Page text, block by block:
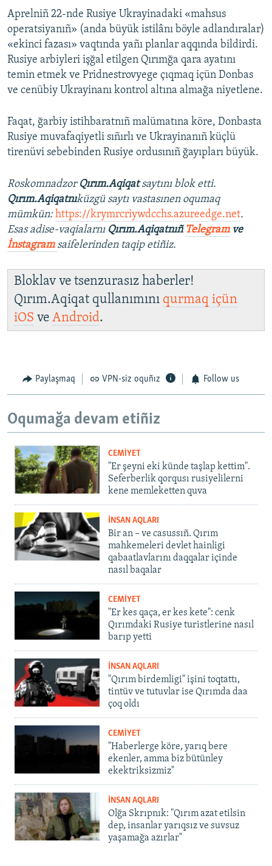
Aprelniñ 22-nde Rusiye Ukrayinadaki «mahsus
operatsiyanıñ» (anda büyük istilânı böyle adlandıralar)
«ekinci fazası» vaqtında yañı planlar aqqında bildirdi.
Rusiye arbiyleri işğal etilgen Qırımğa qara ayatını
temin etmek ve Pridnestrovyege çıqmaq içün Donbas
ve cenübiy Ukrayinanı kontrol altına almağa niyetlene.
Faqat, ğarbiy istihbaratnıñ malümatına köre, Donbasta
Rusiye muvafaqiyetli sıñırlı ve Ukrayinanıñ küçlü
tirenüvi sebebinden Rusiye ordusınıñ ğayıpları büyük.
Roskomnadzor Qırım.Aqiqatsaytını blok etti.
Qırım.Aqiqatnıküzgü saytı vastasınen oqumaq
mümkün:https://krymrcriywdcchs.azureedge.net.
Esas adise-vaqialarnı Qırım.Aqiqatnıñ Telegramve
İnstagram saifelerinden taqip etiñiz.
Bloklav ve tsenzurasız haberler!
Qırım.Aqiqat qullanımını qurmaq içün
iOS ve Android.
Paylaşmaq VPN-siz oquñız Follow us
Oqumağa devam etiñiz
CEMİYET
"Er şeyni eki künde taşlap kettim".
Seferberlik qorqusı rusiyelilerni
kene memleketten quva
İNSAN AQLARI
Bir an – ve casussıñ. Qırım
mahkemeleri devlet hainligi
qabaatlavlarını daqqalar içinde
nasıl baqalar
CEMİYET
"Er kes qaça, er kes kete": cenk
Qırımdaki Rusiye turistlerine nasıl
barıp yetti
İNSAN AQLARI
"Qırım birdemligi" işini toqtattı,
tintüv ve tutuvlar ise Qırımda daa
çoq oldı
CEMİYET
"Haberlerge köre, yarıq bere
ekenler, amma biz bütünley
ekektriksizmiz"
İNSAN AQLARI
Olğa Skrıpnık: "Qırım azat etilsin
dep, insanlar yarıqsız ve suvsuz
yaşamağa azırlar"